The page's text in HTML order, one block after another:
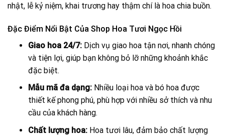
nhật, lễ kỷ niệm, khai trương hay thậm chí là hoa chia buồn.
Đặc Điểm Nổi Bật Của Shop Hoa Tươi Ngọc Hồi
Giao hoa 24/7:Dịch vụ giao hoa tận nơi, nhanh chóng
và tiện lợi, giúp bạn không bỏ lỡ những khoảnh khắc
đặc biệt.
Mẫu mã đa dạng:Nhiều loại hoa và bó hoa được
thiết kế phong phú, phù hợp với nhiều sở thích và nhu
cầu của khách hàng.
Chất lượng hoa:Hoa tươi lâu, đảm bảo chất lượng